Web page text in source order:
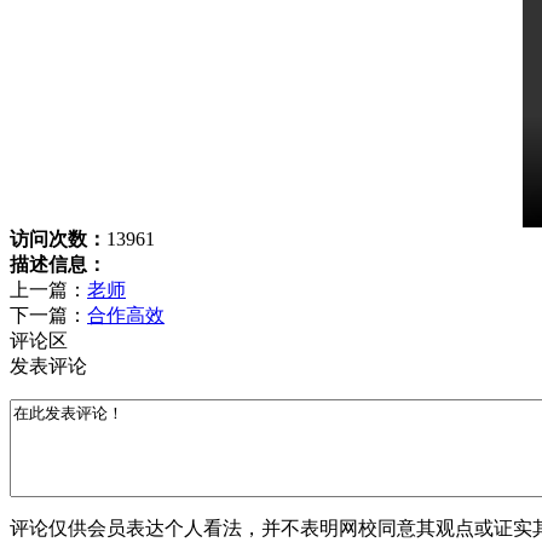
访问次数： 13961
描述信息：
上一篇： 老师
下一篇： 合作高效
评论区
发表评论
评论仅供会员表达个人看法，并不表明网校同意其观点或证实